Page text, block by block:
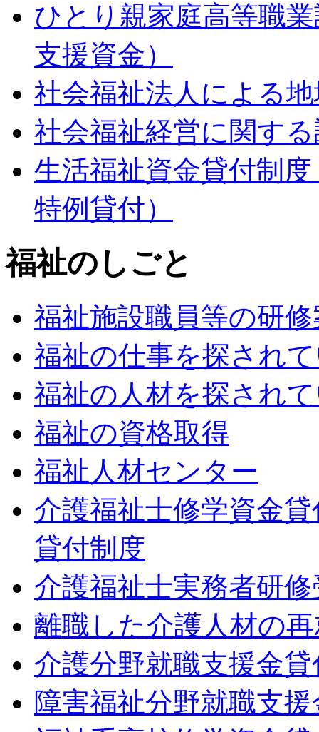
ひとり親家庭高等職
支援資金）
社会福祉法人による
社会福祉経営に関す
生活福祉資金貸付制
特例貸付）
福祉のしごと
福祉施設職員等の研
福祉の仕事を探され
福祉の人材を探され
福祉の資格取得
福祉人材センター
介護福祉士修学資金
貸付制度
介護福祉士実務者研
離職した介護人材の
介護分野就職支援金
障害福祉分野就職支